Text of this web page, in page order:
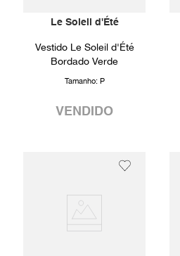
Le Soleil d'Été
Vestido Le Soleil d'Été
Bordado Verde
Tamanho: P
VENDIDO